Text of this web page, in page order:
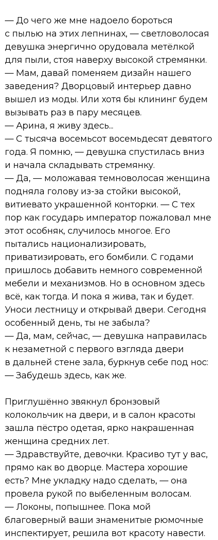
— До чего же мне надоело бороться
с пылью на этих лепнинах, — светловолосая
девушка энергично орудовала метёлкой
для пыли, стоя наверху высокой стремянки.
— Мам, давай поменяем дизайн нашего
заведения? Дворцовый интерьер давно
вышел из моды. Или хотя бы клининг будем
вызывать раз в пару месяцев.
— Арина, я живу здесь...
— С тысяча восемьсот восемьдесят девятого
года. Я помню, — девушка спустилась вниз
и начала складывать стремянку.
— Да, — моложавая темноволосая женщина
подняла голову из-за стойки высокой,
витиевато украшенной конторки. — С тех
пор как государь император пожаловал мне
этот особняк, случилось многое. Его
пытались национализировать,
приватизировать, его бомбили. С годами
пришлось добавить немного современной
мебели и механизмов. Но в основном здесь
всё, как тогда. И пока я жива, так и будет.
Уноси лестницу и открывай двери. Сегодня
особенный день, ты не забыла?
— Да, мам, сейчас, — девушка направилась
к незаметной с первого взгляда двери
в дальней стене зала, буркнув себе под нос:
— Забудешь здесь, как же.
Приглушённо звякнул бронзовый
колокольчик на двери, и в салон красоты
зашла пёстро одетая, ярко накрашенная
женщина средних лет.
— Здравствуйте, девочки. Красиво тут у вас,
прямо как во дворце. Мастера хорошие
есть? Мне укладку надо сделать, — она
провела рукой по выбеленным волосам.
— Локоны, попышнее. Пока мой
благоверный ваши знаменитые рюмочные
инспектирует, решила вот красоту навести.